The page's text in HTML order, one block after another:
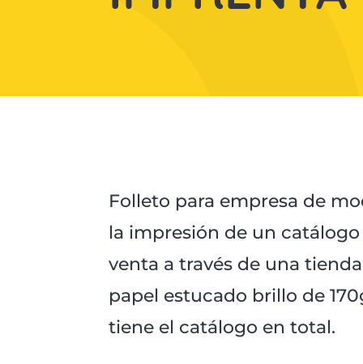
Folleto para empresa de
la impresión de un
venta a través de una
papel estucado brillo de
tiene el catálogo en total.